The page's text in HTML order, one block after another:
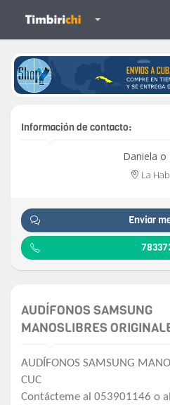
Información de contacto:
Daniela o
La
Enviar
AUDÍFONOS SAMSUNG
MANOSLIBRES
AUDÍFONOS SAMSUNG
CUC
Contácteme al 053901146 o